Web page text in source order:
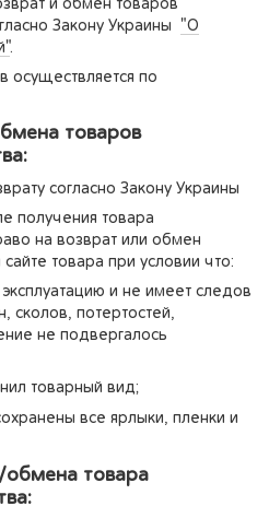
Закону Украины "О
.
осуществляется по
товаров
согласно Закону Украины
получения товара
на возврат или обмен
товара при условии что:
и не имеет следов
сколов, потертостей,
не подвергалось
товарный вид;
все ярлыки, пленки и
товара